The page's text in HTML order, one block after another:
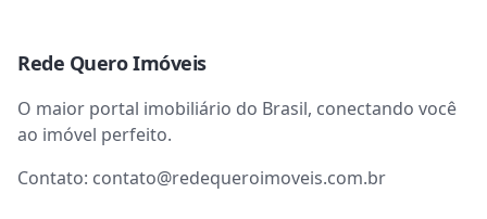
Rede Quero Imóveis
O maior portal imobiliário do Brasil, conectando você
ao imóvel perfeito.
Contato: contato@redequeroimoveis.com.br